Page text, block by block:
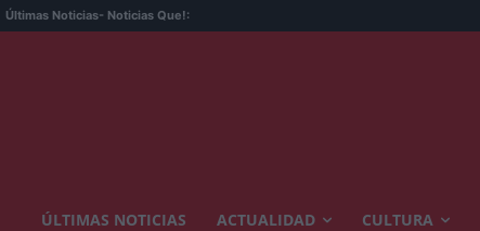
Últimas Noticias- Noticias Que!:
ÚLTIMAS NOTICIAS ACTUALIDAD CULTURA